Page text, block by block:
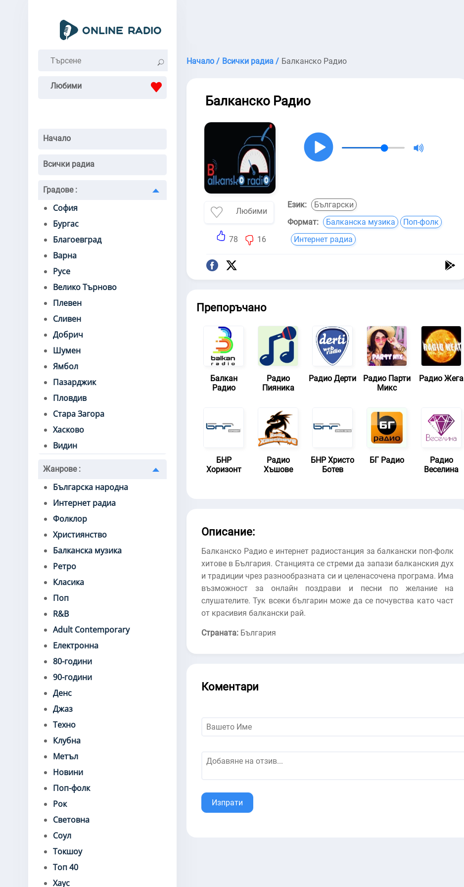
Любими
Начало
Всички радиа
Градове :
София
Бургас
Благоевград
Варна
Русе
Велико Търново
Плевен
Сливен
Добрич
Шумен
Ямбол
Пазарджик
Пловдив
Стара Загора
Хасково
Видин
Жанрове :
Българска народна
Интернет радиа
Фолклор
Християнство
Балканска музика
Ретро
Класика
Поп
R&B
Adult Contemporary
Електронна
80-години
90-години
Денс
Джаз
Техно
Клубна
Метъл
Новини
Поп-фолк
Рок
Световна
Соул
Токшоу
Топ 40
Хаус
Начало / Всички радиа / Балканско Радио
Балканско Радио
Любими
78 16
Език:
Български
Формат:
Балканска музика
Поп-фолк
Интернет радиа
Препоръчано
Балкан
Радио
Радио
Пияника
Радио Дерти
Радио Парти
Микс
Радио Жега
БНР
Хоризонт
Радио
Хъшове
БНР Христо
Ботев
БГ Радио
Радио
Веселина
Описание:
Балканско Радио е интернет радиостанция за балкански поп-фолк
хитове в България. Станцията се стреми да запази балканския дух
и традиции чрез разнообразната си и целенасочена програма. Има
възможност за онлайн поздрави и песни по желание на
слушателите. Тук всеки българин може да се почувства като част
от красивия балкански рай.
Страната: България
Коментари
Изпрати